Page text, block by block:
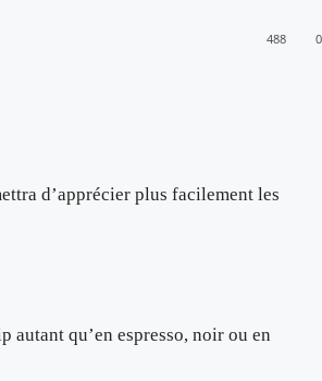
0
488
d’apprécier plus facilement les
autant qu’en espresso, noir ou en